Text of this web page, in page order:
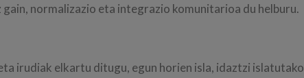
normalizazio eta integrazio komunitarioa du helburu.
irudiak elkartu ditugu, egun horien isla, idaztzi islatutako